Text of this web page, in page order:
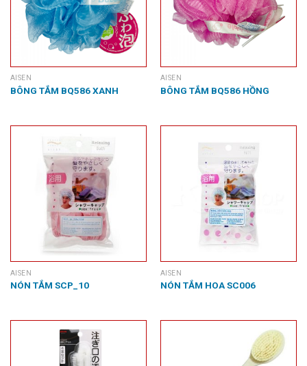
AISEN
BÔNG TẮM BQ586 XANH
AISEN
BÔNG TẮM BQ586 HỒNG
AISEN
NÓN TẮM SCP_10
AISEN
NÓN TẮM HOA SC006